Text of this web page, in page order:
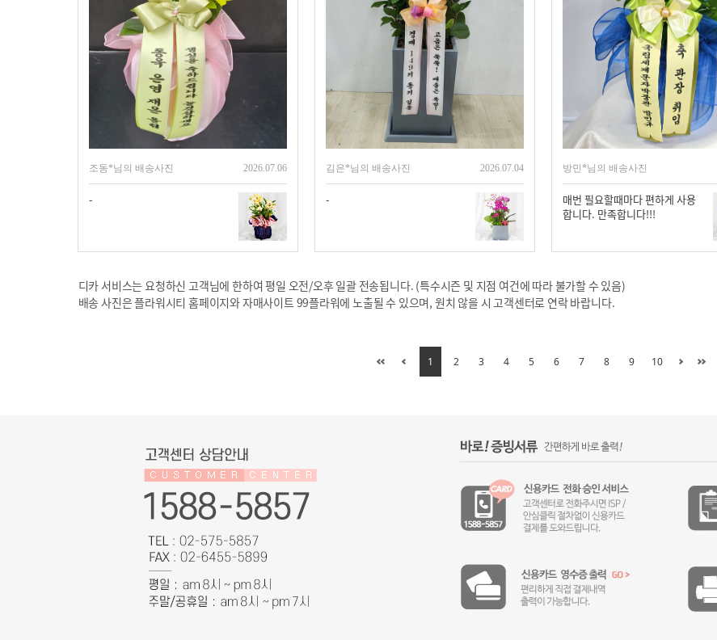
조동*님의 배송사진 2026.07.06
-
김은*님의 배송사진 2026.07.04
-
방민*님의 배송사진
매번 필요할때마다 편하게 사용
합니다. 만족합니다!!!
디카 서비스는 요청하신 고객님에 한하여 평일 오전/오후 일괄 전송됩니다. (특수시즌 및 지점 여건에 따라 불가할 수 있음)
배송 사진은 플라워시티 홈페이지와 자매사이트 99플라워에 노출될 수 있으며, 원치 않을 시 고객센터로 연락 바랍니다.
1 2 3 4 5 6 7 8 9 10